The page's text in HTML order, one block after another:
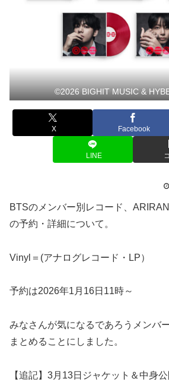
©2026 BIGHIT MUSIC &
X Facebook
LINE
BTSのメンバー別レコード、
の予約・詳細について。
Vinyl＝(アナログレコード・LP）
予約は2026年1月16日11時～
みなさんが気になるであろうメンバ
まとめることにしました。
【追記】3月13日ジャケット＆中身